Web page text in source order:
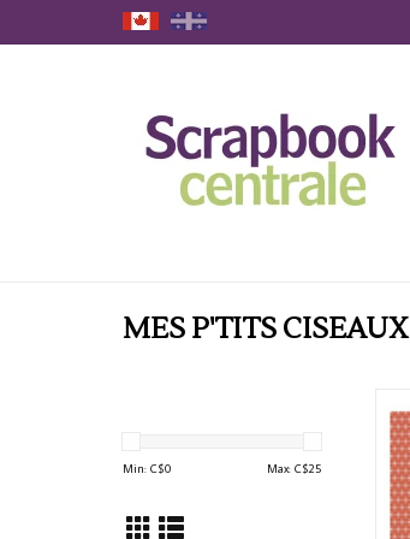
MES P'TITS CISEAUX
Min: C$0 Max: C$25